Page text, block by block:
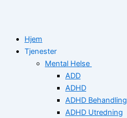
Hjem
Tjenester
Mental Helse
ADD
ADHD
ADHD Behandling
ADHD Utredning